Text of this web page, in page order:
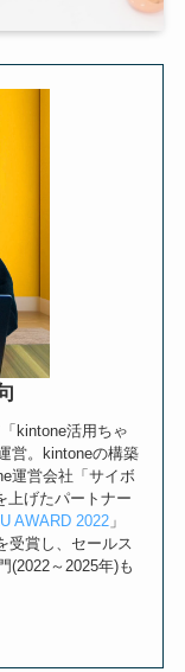
kintone活用ちゃ
営。kintoneの構築
運営会社「サイボ
上げたパートナー
AWARD 2022」
受賞し、セールス
(2022～2025年)も